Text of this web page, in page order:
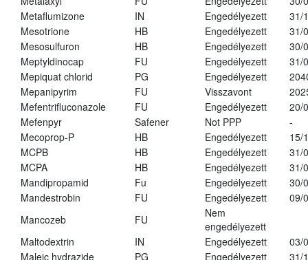
Metaflumizone
IN Engedélyezett
31/
Mesotrione
HB Engedélyezett
31/
Mesosulfuron
HB Engedélyezett
30/
Meptyldinocap
FU Engedélyezett
31/
Mepiquat chlorid
PG Engedélyezett
Mepanipyrim
FU Visszavont
Mefentrifluconazole
FU Engedélyezett
20/
Mefenpyr
Safener Not PPP
-
Mecoprop-P
HB Engedélyezett
15/
MCPB
HB Engedélyezett
31/
MCPA
HB Engedélyezett
31/
Mandipropamid
Fu Engedélyezett
30/
Mandestrobin
FU Engedélyezett
09/
Mancozeb
FU
Nem
engedélyezett
Maltodextrin
IN Engedélyezett
03/
Maleic hydrazide
PG Engedélyezett
31/